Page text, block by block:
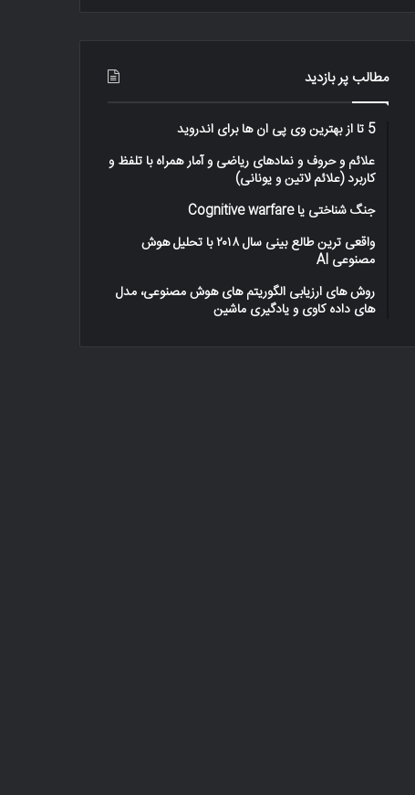
مطالب پر بازدید
5 تا از بهترین وی پی ان ها برای اندروید
علائم و حروف و نمادهای ریاضی و آمار همراه با تلفظ و
کاربرد (علائم لاتین و یونانی)
جنگ شناختی یا Cognitive warfare
واقعی ترین طالع بینی سال ۲۰۱۸ با تحلیل هوش
مصنوعی AI
روش های ارزیابی الگوریتم های هوش مصنوعی، مدل
های داده کاوی و یادگیری ماشین